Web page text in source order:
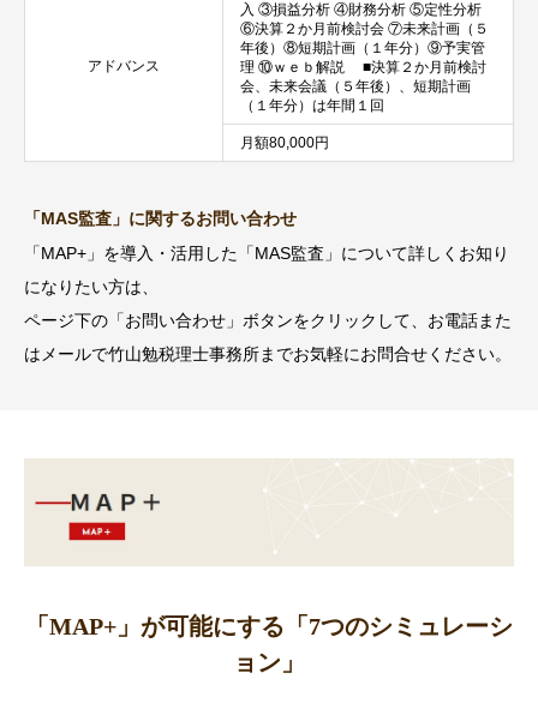
アドバンス
入 ③損益分析 ④財務分析 ⑤定性分析
⑥決算２か月前検討会 ⑦未来計画（５
年後）⑧短期計画（１年分）⑨予実管
理 ⑩ｗｅｂ解説 ■決算２か月前検討
会、未来会議（５年後）、短期計画
（１年分）は年間１回
月額80,000円
「MAS監査」に関するお問い合わせ
「MAP+」を導入・活用した「MAS監査」について詳しくお知り
になりたい方は、
ページ下の「お問い合わせ」ボタンをクリックして、お電話また
はメールで竹山勉税理士事務所までお気軽にお問合せください。
「MAP+」が可能にする「7つのシミュレーシ
ョン」